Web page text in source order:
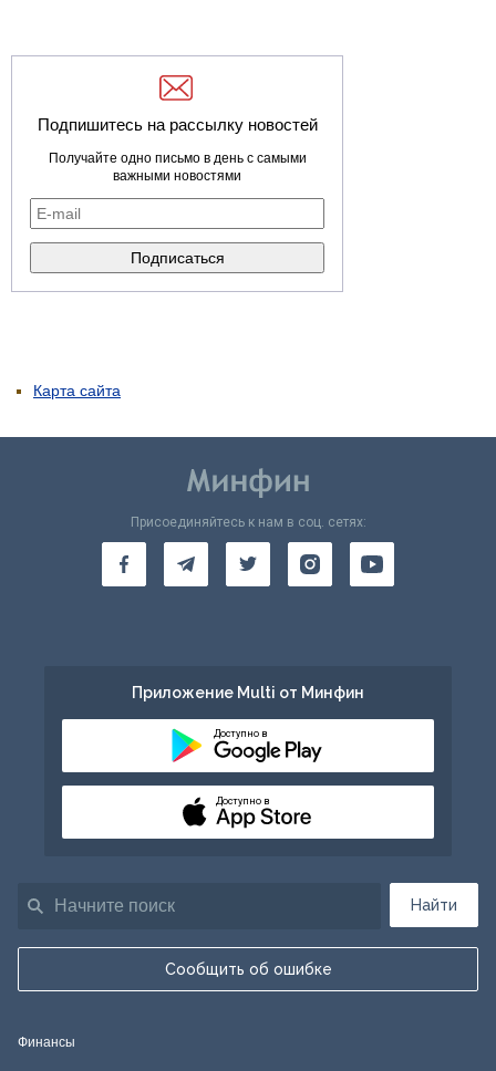
Подпишитесь на рассылку новостей
Получайте одно письмо в день с самыми
важными новостями
Карта сайта
Найти
Сообщить об ошибке
Присоединяйтесь к нам в соц. сетях:
Приложение Multi от Минфин
Доступно в
Доступно в
Финансы